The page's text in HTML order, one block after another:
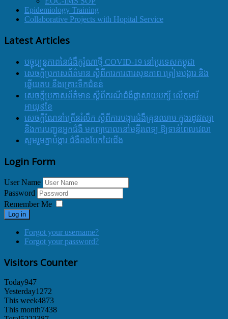
Epidemiology Training
Collaborative Projects with Hopital Service
Latest Articles
បច្ចុប្បន្នភាពនៃជំងឺកូរ៉ូណាថ្មី COVID-19 នៅប្រទេសកម្ពុជា
សេចក្តីប្រកាសព័ត៌មាន ស្តីពីការការពារសុខភាព ត្រៀមបង្ការ និង
ឆ្លើយតប នឹងគ្រោះទឹកជំនន់
សេចក្តីប្រកាសព័ត៌មាន ស្តីពីករណីជំងឺផ្តាសាយបក្សី លើកុមារី
អាយុ៩ខែ
សេចក្ដីណែនាំក្រើនរំលឹក ស្ដីពីការបង្ការជំងឺគ្រុនឈាម ក្នុងរដូវវស្សា
និងការបញ្ជូនអ្នកជំងឺ មកព្យាបាលនៅមន្ទីរពេទ្យ ឱ្យទាន់ពេលវេលា
សូមរួមគ្នាបង្ការ ជំងឺពងបែកដៃជើង
Login Form
User Name
Password
Remember Me
Log in
Forgot your username?
Forgot your password?
Visitors Counter
Today947
Yesterday1272
This week4873
This month7438